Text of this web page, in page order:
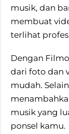
musik, dan
membuat
terlihat
Dengan
dari foto dan
mudah.
musik yang
ponsel kamu.